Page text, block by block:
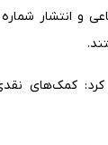
و انتشار
کمک‌های